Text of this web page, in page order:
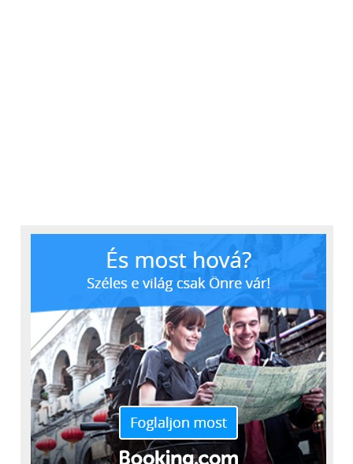
a természettudományok oktatása mellett a fiatalok
személyes, szociális és érzelmi fejlődésére is
hangsúlyt fektetnek. Az osztálytermen túl a diákok
élményszerű programokon – kirándulásokon,
zeneórákon és kulturális események során
fedezhetik fel a világot. A nemzetközi általános
iskolai tanárok elkötelezetten kísérik a gyerekeket
tanulmányi fejlődésük útján.
A brit nemzeti tantervben jártas, kiemelkedően
képzett tanárok arra inspirálják a diákokat, hogy
túlszárnyalják saját elképzeléseiket, és mindig a
legjobb teljesítményre törekedjenek.